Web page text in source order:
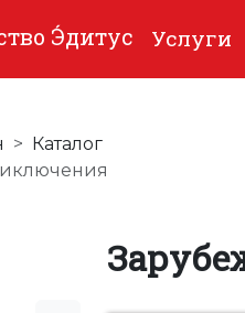
Э́дитус Услуги
Каталог